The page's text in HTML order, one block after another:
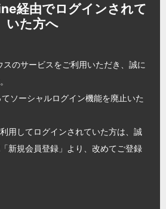
経由でログインされて
いた方へ
のサービスをご利用いただき、誠に
ソーシャルログイン機能を廃止いた
用してログインされていた方は、誠
新規会員登録」より、改めてご登録